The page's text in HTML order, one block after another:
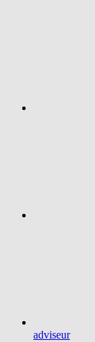
adviseur